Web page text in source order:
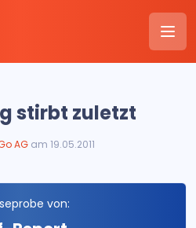
stirbt zuletzt
AG am 19.05.2011
von: